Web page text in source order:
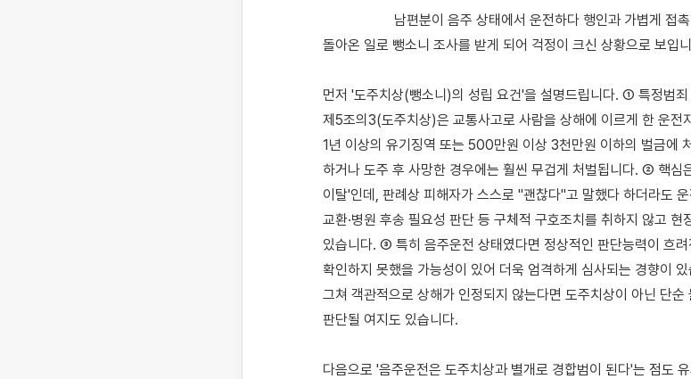
돌아온 일로 뺑소니 조사를 받게 되어 걱정이 크신 상황으로 보입
먼저 '도주치상(뺑소니)의 성립 요건'을 설명드립니다. ① 특정범
제5조의3(도주치상)은 교통사고로 사람을 상해에 이르게 한 운전
1년 이상의 유기징역 또는 500만원 이상 3천만원 이하의 벌금에
하거나 도주 후 사망한 경우에는 훨씬 무겁게 처벌됩니다. ② 핵심
이탈'인데, 판례상 피해자가 스스로 "괜찮다"고 말했다 하더라도
교환·병원 후송 필요성 판단 등 구체적 구호조치를 취하지 않고 현
있습니다. ③ 특히 음주운전 상태였다면 정상적인 판단능력이 흐
확인하지 못했을 가능성이 있어 더욱 엄격하게 심사되는 경향이
그쳐 객관적으로 상해가 인정되지 않는다면 도주치상이 아닌 단
판단될 여지도 있습니다.
다음으로 '음주운전은 도주치상과 별개로 경합범이 된다'는 점도